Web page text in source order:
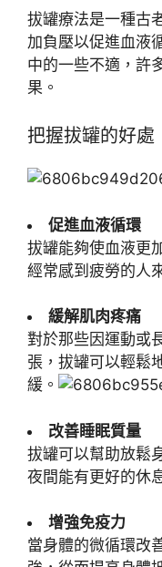
拔罐療法是一種古
加負壓以促進血液
中的一些不適，許
果。
把握拔罐的好處
促進血液循環
拔罐能夠使血液更
經常感到疲勞的人
緩解肌肉疼痛
對於那些因運動或
張，拔罐可以輕鬆
緩。
改善睡眠質量
拔罐可以幫助放鬆
夜間能有更好的休
增強免疫力
當身體的微循環改